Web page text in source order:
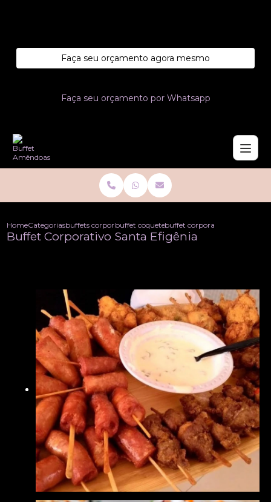
Faça seu orçamento agora mesmo
Faça seu orçamento por Whatsapp
HomeCategoriasbuffets corporativobuffet coquetel corporativo
buffet corporativo santa
Buffet Corporativo Santa Efigênia